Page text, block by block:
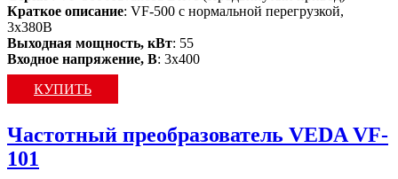
Краткое описание: VF-500 c нормальной перегрузкой,
3х380В
Выходная мощность, кВт: 55
Входное напряжение, В: 3х400
КУПИТЬ
Частотный преобразователь VEDA VF-
101